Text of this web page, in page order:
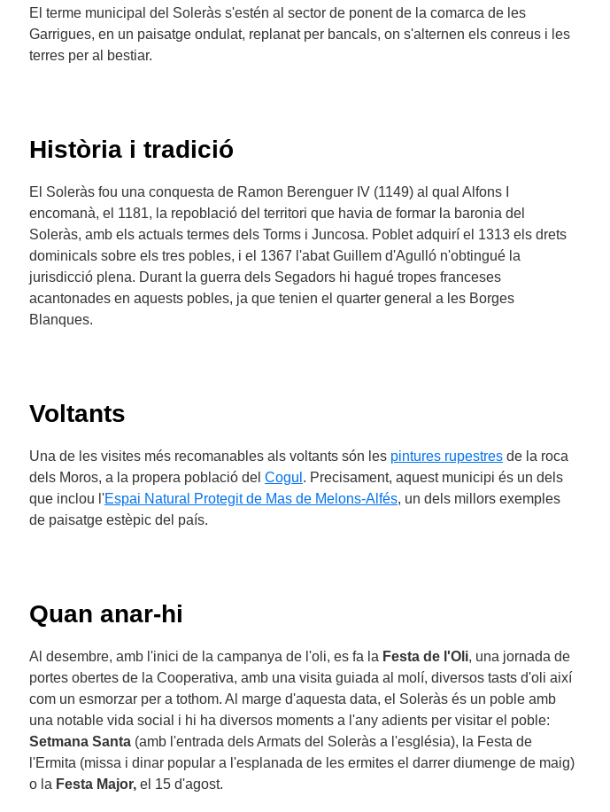
El terme municipal del Soleràs s'estén al sector de ponent de la comarca de les
Garrigues, en un paisatge ondulat, replanat per bancals, on s'alternen els conreus i les
terres per al bestiar.
Història i tradició
El Soleràs fou una conquesta de Ramon Berenguer IV (1149) al qual Alfons I
encomanà, el 1181, la repoblació del territori que havia de formar la baronia del
Soleràs, amb els actuals termes dels Torms i Juncosa. Poblet adquirí el 1313 els drets
dominicals sobre els tres pobles, i el 1367 l'abat Guillem d'Agulló n'obtingué la
jurisdicció plena. Durant la guerra dels Segadors hi hagué tropes franceses
acantonades en aquests pobles, ja que tenien el quarter general a les Borges
Blanques.
Voltants
Una de les visites més recomanables als voltants són les pintures rupestres de la roca
dels Moros, a la propera població del Cogul . Precisament, aquest municipi és un dels
que inclou l'Espai Natural Protegit de Mas de Melons-Alfés, un dels millors exemples
de paisatge estèpic del país.
Quan anar-hi
Al desembre, amb l'inici de la campanya de l'oli, es fa la Festa de l'Oli, una jornada de
portes obertes de la Cooperativa, amb una visita guiada al molí, diversos tasts d'oli així
com un esmorzar per a tothom. Al marge d'aquesta data, el Soleràs és un poble amb
una notable vida social i hi ha diversos moments a l'any adients per visitar el poble:
Setmana Santa (amb l'entrada dels Armats del Soleràs a l'església), la Festa de
l'Ermita (missa i dinar popular a l'esplanada de les ermites el darrer diumenge de maig)
o la Festa Major, el 15 d'agost.